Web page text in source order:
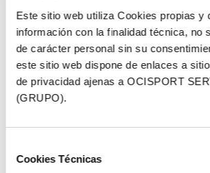
Este sitio web utiliza Cookies propias y
información con la finalidad técnica, no
de carácter personal sin su
este sitio web dispone de enlaces a
de privacidad ajenas a OCISPORT
(GRUPO).
deCookies Técnicas